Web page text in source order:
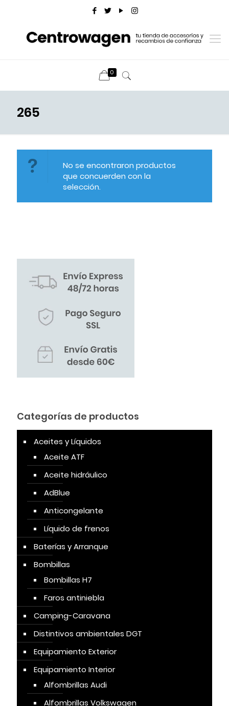
0
265
No se encontraron productos
que concuerden con la
selección.
Categorías de productos
Aceites y Líquidos
Aceite ATF
Aceite hidráulico
AdBlue
Anticongelante
Líquido de frenos
Baterías y Arranque
Bombillas
Bombillas H7
Faros antiniebla
Camping-Caravana
Distintivos ambientales DGT
Equipamiento Exterior
Equipamiento Interior
Alfombrillas Audi
Alfombrillas Volkswagen